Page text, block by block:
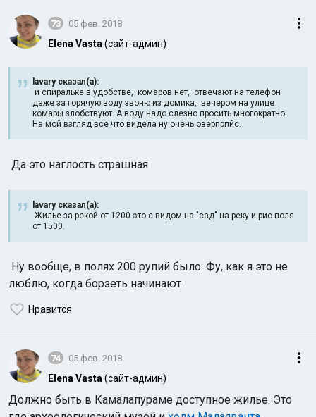
73 05 фев. 2018
Elena Vasta (сайт-админ)
lavary сказал(а):
и спиральке в удобстве, комаров нет, отвечают на телефон
даже за горячую воду звоню из домика, вечером на улице
комары злобствуют. А воду надо слезно просить многократно.
На мой взгляд все что видела ну очень оверпрпйс.
Да это наглость страшная
lavary сказал(а):
Жилье за рекой от 1200 это с видом на "сад" на реку и рис поля
от 1500.
Ну вообще, в полях 200 рупий было. Фу, как я это не
люблю, когда борзеть начинают
Нравится
74 05 фев. 2018
Elena Vasta (сайт-админ)
Должно быть в Камалапураме доступное жилье. Это